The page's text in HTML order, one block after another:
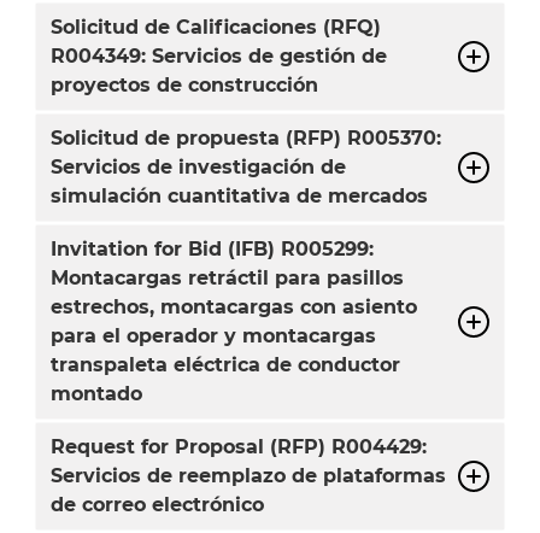
Solicitud de Calificaciones (RFQ)
R004349: Servicios de gestión de
proyectos de construcción
Solicitud de propuesta (RFP) R005370:
Servicios de investigación de
simulación cuantitativa de mercados
Invitation for Bid (IFB) R005299:
Montacargas retráctil para pasillos
estrechos, montacargas con asiento
para el operador y montacargas
transpaleta eléctrica de conductor
montado
Request for Proposal (RFP) R004429:
Servicios de reemplazo de plataformas
de correo electrónico